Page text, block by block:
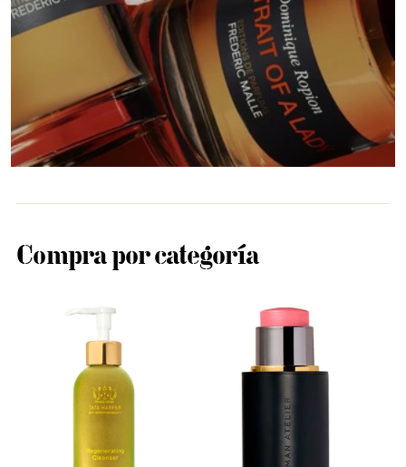
Compra por categoría